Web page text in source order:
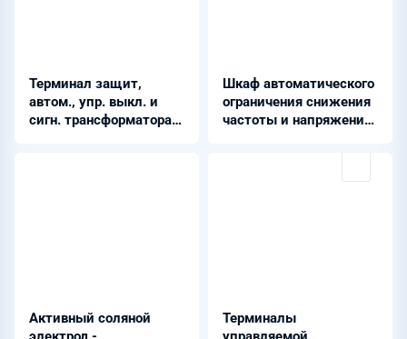
Терминал защит,
автом., упр. выкл. и
сигн. трансформатора
Шкаф автоматического
ограничения снижения
частоты и напряжения
Активный соляной
Терминалы